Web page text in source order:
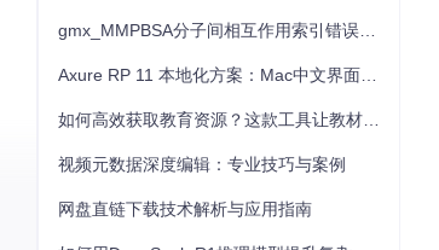
视频元数据深度编辑：专业技巧与案例
网盘直链下载技术解析与应用指南